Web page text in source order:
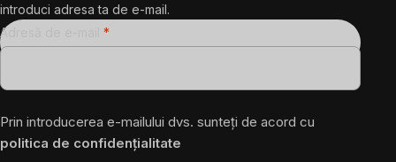
introduci adresa ta de e-mail.
Adresă de e-mail
Prin introducerea e-mailului dvs. sunteți de acord cu
politica de confidențialitate